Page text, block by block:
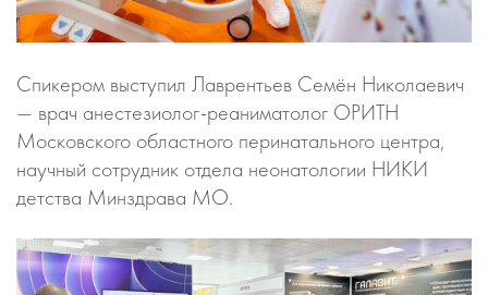
Спикером выступил Лаврентьев Семён Николаевич
— врач анестезиолог-реаниматолог ОРИТН
Московского областного перинатального центра,
научный сотрудник отдела неонатологии НИКИ
детства Минздрава МО.